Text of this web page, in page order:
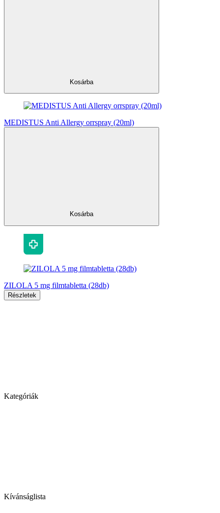
Kosárba
MEDISTUS Anti Allergy orrspray (20ml)
Kosárba
ZILOLA 5 mg filmtabletta (28db)
Részletek
Kategóriák
Kívánságlista